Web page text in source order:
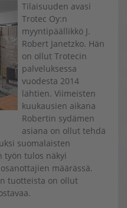
Tilaisuuden avasi
Trotec Oy:n
myyntipäällikkö J.
Robert Janetzko. Hän
on ollut Trotecin
palveluksessa
vuodesta 2014
lähtien. Viimeisten
kuukausien aikana
Robertin sydämen
asiana on ollut tehdä
suomalaisten
työn tulos näkyi
määrässä.
tuotteista on ollut